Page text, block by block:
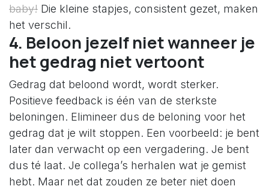
baby! Die kleine stapjes, consistent gezet, maken
het verschil.
4. Beloon jezelf niet wanneer je
het gedrag niet vertoont
Gedrag dat beloond wordt, wordt sterker.
Positieve feedback is één van de sterkste
beloningen. Elimineer dus de beloning voor het
gedrag dat je wilt stoppen. Een voorbeeld: je bent
later dan verwacht op een vergadering. Je bent
dus té laat. Je collega’s herhalen wat je gemist
hebt. Maar net dat zouden ze beter niet doen